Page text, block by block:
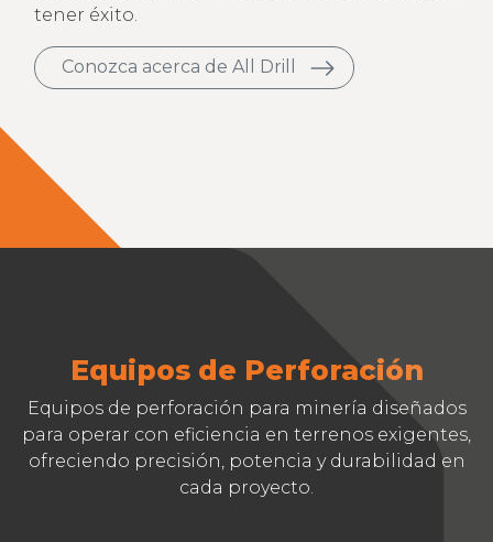
tener éxito.
Conozca acerca de All Drill
Equipos de Perforación
Equipos de perforación para minería diseñados
para operar con eficiencia en terrenos exigentes,
ofreciendo precisión, potencia y durabilidad en
cada proyecto.